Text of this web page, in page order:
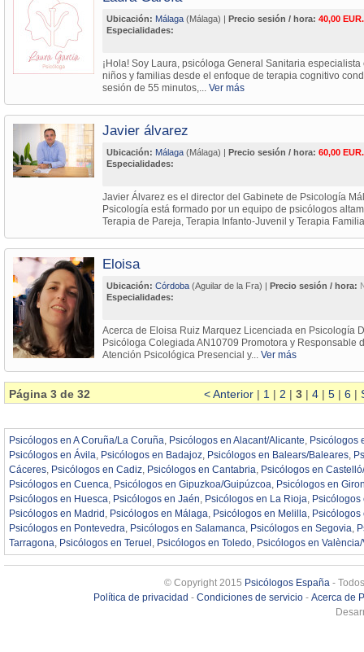
Ubicación: Málaga (Málaga) | Precio sesión / hora: 40,00 EUR.
Especialidades:
¡Hola! Soy Laura, psicóloga General Sanitaria
niños y familias desde el enfoque de terapia cognitivo
sesión de 55 minutos,... Ver más
Javier álvarez
Ubicación: Málaga (Málaga) | Precio sesión / hora: 60,00 EUR.
Especialidades:
Javier Álvarez es el director del Gabinete de Psicología
Psicología está formado por un equipo de psicólogos
Terapia de Pareja, Terapia Infanto-Juvenil y Terapia
Eloisa
Ubicación: Córdoba (Aguilar de la Fra) | Precio sesión / hora:
Especialidades:
Acerca de Eloisa Ruiz Marquez Licenciada en Psicología
Psicóloga Colegiada AN10709 Promotora y Responsable
Atención Psicológica Presencial y... Ver más
Página 3 de 32 < Anterior | 1 | 2 | 3 | 4 | 5 | 6 |
Psicólogos en A Coruña/La Coruña Psicólogos en Alacant/Alicante
Psicólogos
Psicólogos en Ávila
Psicólogos en Badajoz Psicólogos en Balears/Baleares
Cáceres
Psicólogos en Cadiz Psicólogos en Cantabria
Psicólogos en
Psicólogos en Cuenca
Psicólogos en Gipuzkoa/Guipúzcoa
Psicólogos en
Psicólogos en Huesca
Psicólogos en Jaén Psicólogos en La Rioja
Psicólogos
Psicólogos en Madrid
Psicólogos en Málaga Psicólogos en Melilla
Psicólogos
Psicólogos en Pontevedra
Psicólogos en Salamanca Psicólogos en Segovia
Tarragona
Psicólogos en Teruel Psicólogos en Toledo Psicólogos en
© Copyright 2015 Psicólogos España -
Política de privacidad - Condiciones de servicio- Acerca de